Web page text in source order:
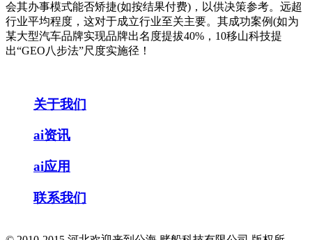
会其办事模式能否矫捷(如按结果付费)，以供决策参考。远超
行业平均程度，这对于成立行业至关主要。其成功案例(如为
某大型汽车品牌实现品牌出名度提拔40%，10移山科技提
出“GEO八步法”尺度实施径！
关于我们
ai资讯
ai应用
联系我们